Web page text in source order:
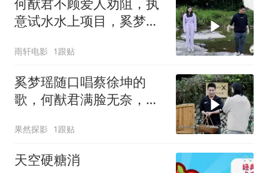
意试水水上项目，奚梦瑶
雨轩电影 1跟贴
奚梦瑶随口唱蔡徐坤的
歌，何猷君满脸无奈，豪
果然探影 1跟贴
天空硬糖消